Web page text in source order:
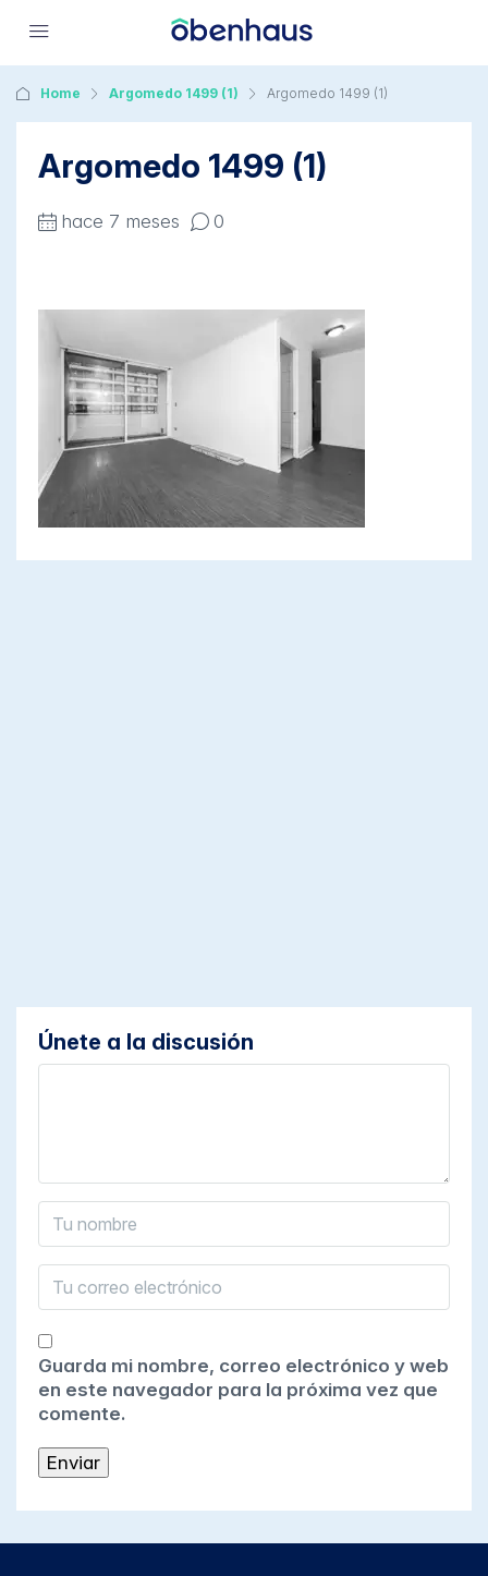
Home Argomedo 1499 (1) Argomedo 1499 (1)
Argomedo 1499 (1)
hace 7 meses 0
Únete a la discusión
Guarda mi nombre, correo electrónico y web
en este navegador para la próxima vez que
comente.